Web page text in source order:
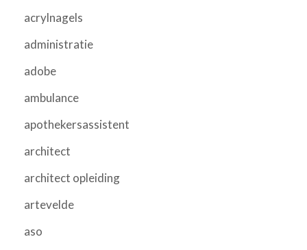
acrylnagels
administratie
adobe
ambulance
apothekersassistent
architect
architect opleiding
artevelde
aso